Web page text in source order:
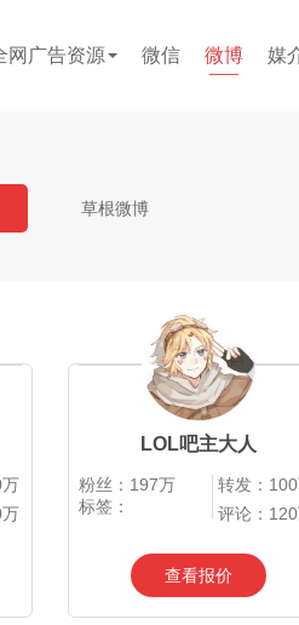
网广告资源 微信 微博 媒
草根微博
LOL吧主大人
粉丝：197万
标签：
转发：
评论：
查看报价